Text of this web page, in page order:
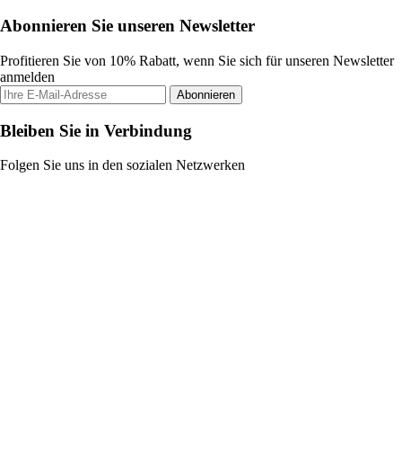
Abonnieren Sie unseren Newsletter
Profitieren Sie von 10% Rabatt, wenn Sie sich für unseren Newsletter
anmelden
Abonnieren
Bleiben Sie in Verbindung
Folgen Sie uns in den sozialen Netzwerken